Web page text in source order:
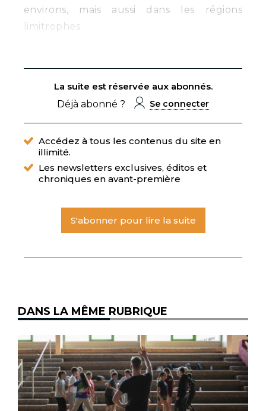
environs, mais aussi dans les régions
limitrophes.
La suite est réservée aux abonnés.
Déjà abonné ?
Se connecter
Accédez à tous les contenus du site en
illimité.
Les newsletters exclusives, éditos et
chroniques en avant-première
S'abonner pour lire la suite
DANS LA MÊME RUBRIQUE